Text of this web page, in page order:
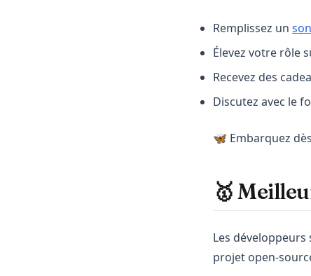
Remplissez un
Élevez votre rôle
Recevez des
Discutez avec le
🦋 Embarquez
🥇
Les
projet open-